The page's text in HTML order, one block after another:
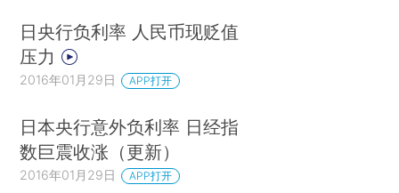
日央行负利率 人民币现贬值
压力
2016年01月29日 APP打开
日本央行意外负利率 日经指
数巨震收涨（更新）
2016年01月29日 APP打开